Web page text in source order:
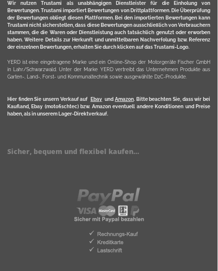
Wir nutzen Trustami als unabhängigen Dienstleister für die Einholung von
Bewertungen. Trustami importiert Bewertungen von Drittplattformen. Die Überprüfung
der Bewertungen obliegt diesen Plattformen. Bei den importierten Bewertungen kann
Trustami nicht sicherstellen, dass diese Bewertungen ausschließlich von Verbrauchern
stammen, die die Waren oder Dienstleistung auch tatsächlich genutzt oder erworben
haben. Weitere Details zur Herkunft und unmittelbaren Nachverfolung bzw. Referenz
der einzelnen Bewertungen, erhalten Sie durch klicken auf das Trustami-Logo.
YERD ist eine eingetragene Marke und ein Online-Shop der Motorgeräte Fischer GmbH
in Lahr/Schwarzwald. Unter der Marke YERD vertreibt das Unternehmen Produkte aus
Garten-, Land-, Forst- und Kommunaltechnik sowie ausgewählte D2C-Produkte.
Hier finden Sie unsern Verkauf auf Ebayund Amazon. Bitte beachten Sie, dass wir bei
Kaufland, Ebay (motofischtec) bzw. Amazon eventuell andere Konditionen und Preise
haben, als in unserem Lager-Direktverkauf.
Sicher, bequem und flexibel kaufen...